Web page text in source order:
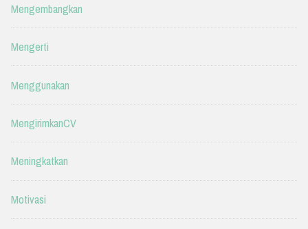
Mengembangkan
Mengerti
Menggunakan
MengirimkanCV
Meningkatkan
Motivasi